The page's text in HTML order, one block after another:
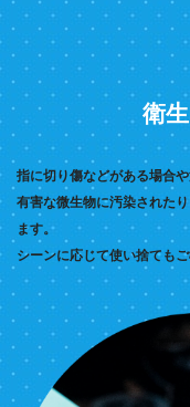
衛
指に切り傷などがある場合
有害な微生物に汚染された
ます。
シーンに応じて使い捨てもご